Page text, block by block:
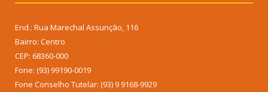
End.: Rua Marechal Assunção, 116
Bairro: Centro
CEP: 68360-000
Fone: (93) 99190-0019
Fone Conselho Tutelar: (93) 9 9168-9929